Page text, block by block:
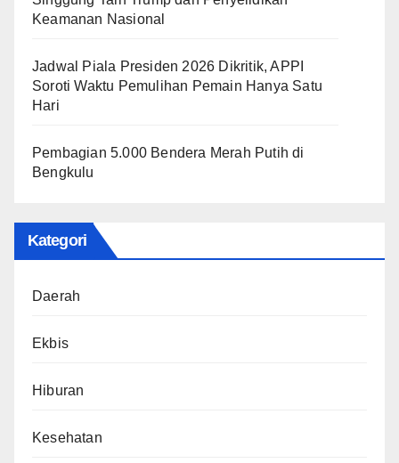
Keamanan Nasional
Jadwal Piala Presiden 2026 Dikritik, APPI
Soroti Waktu Pemulihan Pemain Hanya Satu
Hari
Pembagian 5.000 Bendera Merah Putih di
Bengkulu
Kategori
Daerah
Ekbis
Hiburan
Kesehatan